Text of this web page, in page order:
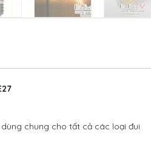
dùng chung cho tất cả các loại đui